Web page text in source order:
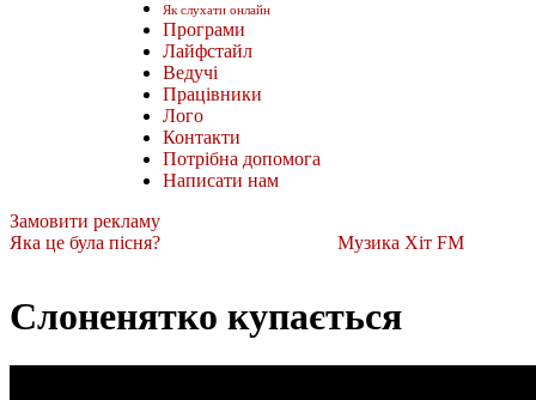
Як слухати онлайн
Програми
Лайфстайл
Ведучі
Працівники
Лого
Контакти
Потрібна допомога
Написати нам
Замовити рекламу
Яка це була пісня?
Музика Хіт FM
Слоненятко купається